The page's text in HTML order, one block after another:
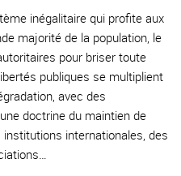
inégalitaire qui profite aux
majorité de la population, le
pour briser toute
publiques se multiplient
avec des
doctrine du maintien de
institutions internationales, des